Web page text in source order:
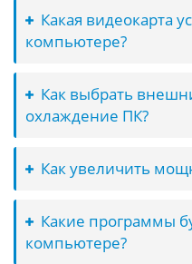
Какая видеокарта
компьютере?
Как выбрать
охлаждение ПК?
Как увеличить
Какие программы
компьютере?